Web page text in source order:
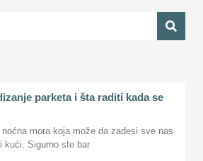
parketa i šta raditi kada se
mora koja može da zadesi sve nas
kući. Sigurno ste bar